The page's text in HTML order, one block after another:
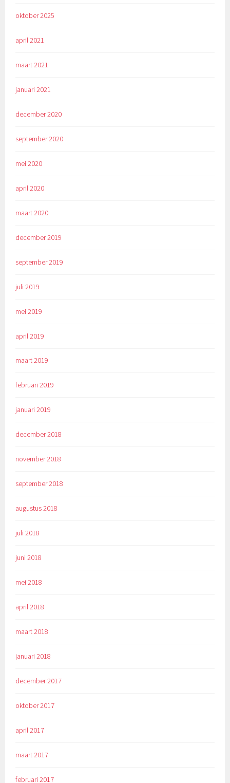
oktober 2025
april 2021
maart 2021
januari 2021
december 2020
september 2020
mei 2020
april 2020
maart 2020
december 2019
september 2019
juli 2019
mei 2019
april 2019
maart 2019
februari 2019
januari 2019
december 2018
november 2018
september 2018
augustus 2018
juli 2018
juni 2018
mei 2018
april 2018
maart 2018
januari 2018
december 2017
oktober 2017
april 2017
maart 2017
februari 2017